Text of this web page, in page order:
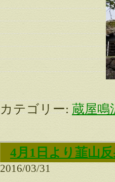
カテゴリー: 蔵屋鳴
4月1日より韮山
2016/03/31